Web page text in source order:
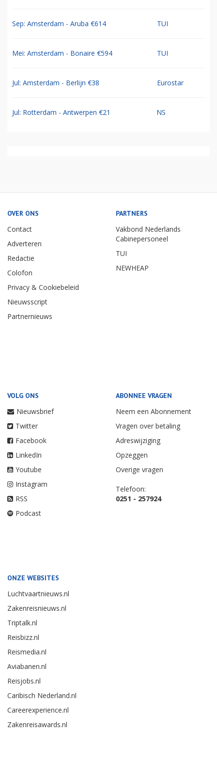
Sep: Amsterdam - Aruba €614 TUI
Mei: Amsterdam - Bonaire €594 TUI
Jul: Amsterdam - Berlijn €38 Eurostar
Jul: Rotterdam - Antwerpen €21 NS
OVER ONS
Contact
Adverteren
Redactie
Colofon
Privacy & Cookiebeleid
Nieuwsscript
Partnernieuws
PARTNERS
Vakbond Nederlands
Cabinepersoneel
TUI
NEWHEAP
VOLG ONS
Nieuwsbrief
Twitter
Facebook
LinkedIn
Youtube
Instagram
RSS
Podcast
ABONNEE VRAGEN
Neem een Abonnement
Vragen over betaling
Adreswijziging
Opzeggen
Overige vragen
Telefoon:
0251 - 257924
ONZE WEBSITES
Luchtvaartnieuws.nl
Zakenreisnieuws.nl
Triptalk.nl
Reisbizz.nl
Reismedia.nl
Aviabanen.nl
Reisjobs.nl
Caribisch Nederland.nl
Careerexperience.nl
Zakenreisawards.nl